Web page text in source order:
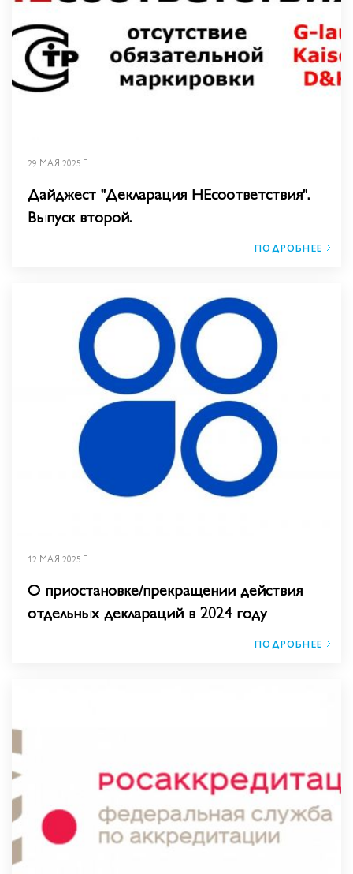
29 МАЯ 2025 Г.
Дайджест "Декларация НЕсоответствия".
Выпуск второй.
ПОДРОБНЕЕ
12 МАЯ 2025 Г.
О приостановке/прекращении действия
отдельных деклараций в 2024 году
ПОДРОБНЕЕ